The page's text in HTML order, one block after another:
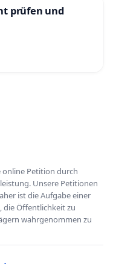
prüfen und
online Petition durch
Unsere Petitionen
ist die Aufgabe einer
die Öffentlichkeit zu
wahrgenommen zu